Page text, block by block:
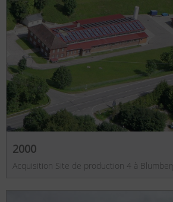
2000
Acquisition Site de production 4 à